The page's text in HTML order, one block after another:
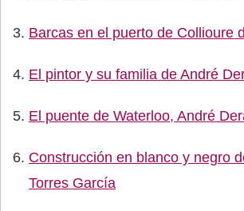
Barcas en el puerto de Collioure
El pintor y su familia de André
El puente de Waterloo, André
Construcción en blanco y negro
Torres García